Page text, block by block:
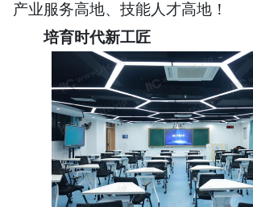
产业服务高地、技能人才高地！
培育时代新工匠